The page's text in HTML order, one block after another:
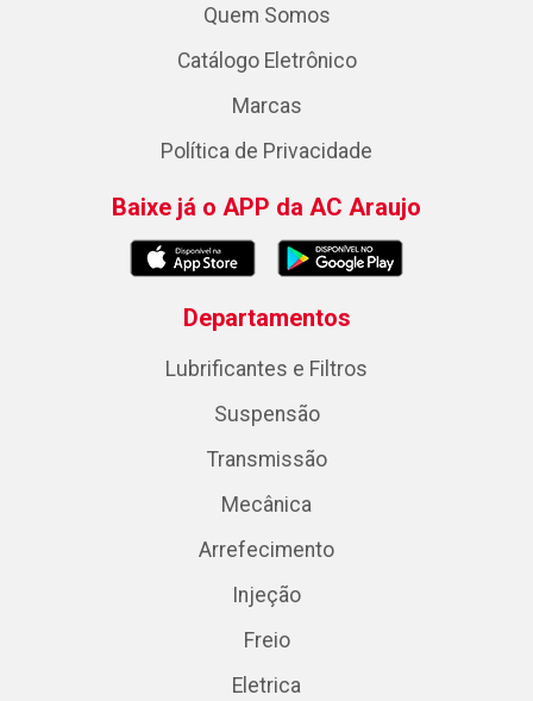
Quem Somos
Catálogo Eletrônico
Marcas
Política de Privacidade
Baixe já o APP da AC Araujo
Departamentos
Lubrificantes e Filtros
Suspensão
Transmissão
Mecânica
Arrefecimento
Injeção
Freio
Eletrica